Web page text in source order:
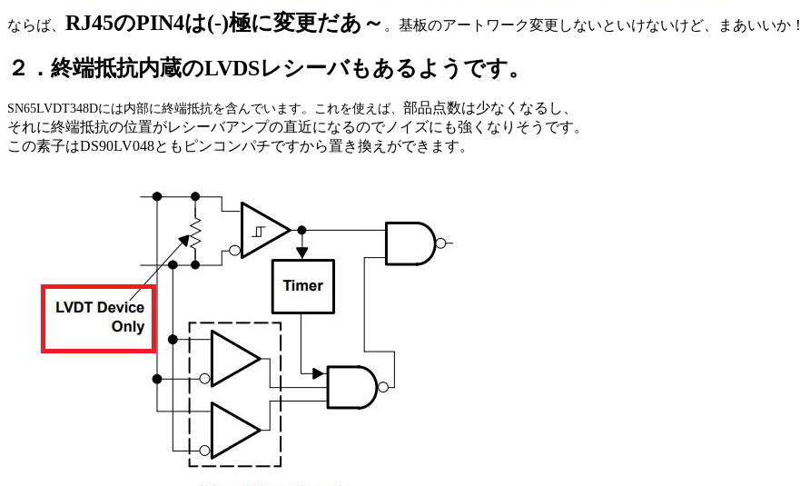
ならば、 RJ45のPIN4は(-)極に変更だあ～ 。基板のアートワーク変更しないといけないけど、まあいいか！
２． 終端抵抗内蔵のLVDSレシーバもあるようです。
SN65LVDT348Dには内部に終端抵抗を含んでいます。これを使えば、 部品点数は少なくなるし、
それに終端抵抗の位置がレシーバアンプの直近になるのでノイズにも強くなりそうです。
この素子はDS90LV048ともピンコンパチですから置き換えができます。